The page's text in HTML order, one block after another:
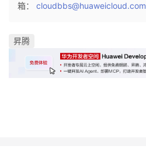
箱： cloudbbs@huaweicloud.com
昇腾